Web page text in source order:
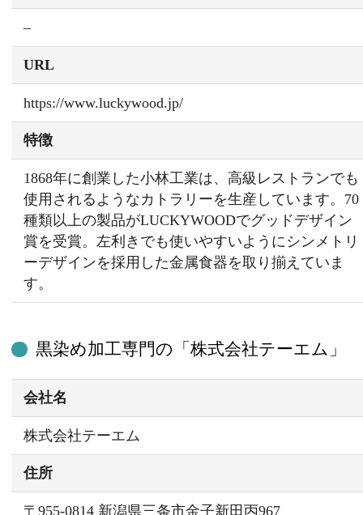
–
URL
https://www.luckywood.jp/
特徴
1868年に創業した小林工業は、高級レストランでも
使用されるようなカトラリーを生産しています。70
種類以上の製品がLUCKYWOODでグッドデザイン
賞を受賞。左利きでも使いやすいようにシンメトリ
ーデザインを採用した金属食器を取り揃えていま
す。
黒染め加工専門の「株式会社テーエム」
会社名
株式会社テーエム
住所
〒955-0814 新潟県三条市金子新田丙967